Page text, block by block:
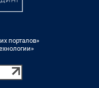
порталов»